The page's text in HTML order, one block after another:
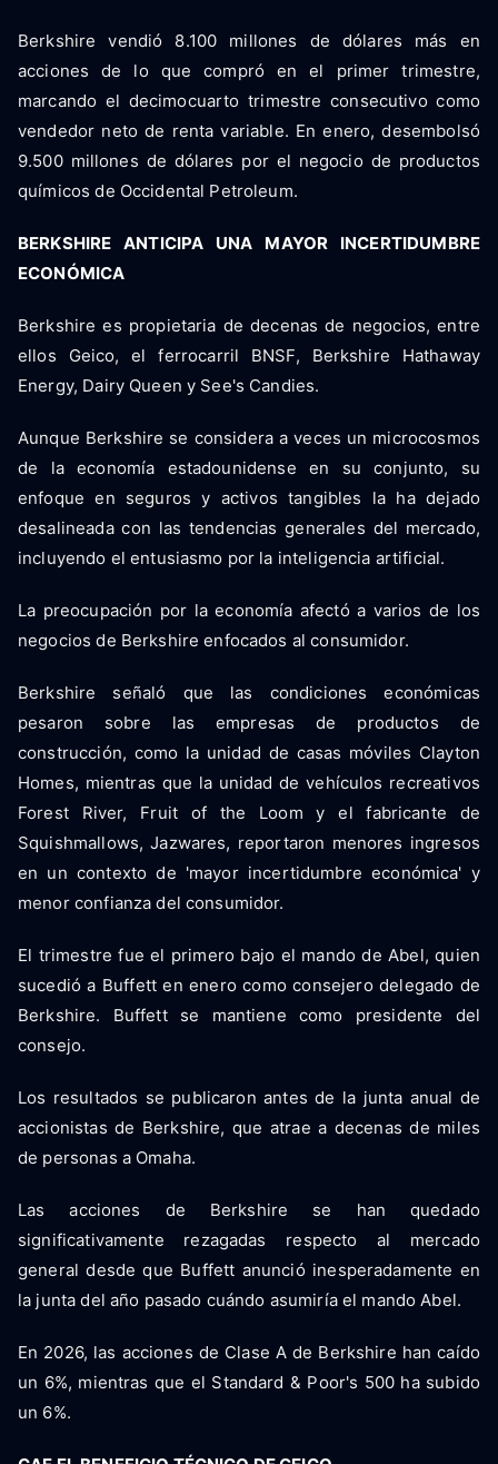
Berkshire vendió 8.100 millones de dólares más en
acciones de lo que compró en el primer trimestre,
marcando el decimocuarto trimestre consecutivo como
vendedor neto de renta variable. En enero, desembolsó
9.500 millones de dólares por el negocio de productos
químicos de Occidental Petroleum.
BERKSHIRE ANTICIPA UNA MAYOR INCERTIDUMBRE
ECONÓMICA
Berkshire es propietaria de decenas de negocios, entre
ellos Geico, el ferrocarril BNSF, Berkshire Hathaway
Energy, Dairy Queen y See's Candies.
Aunque Berkshire se considera a veces un microcosmos
de la economía estadounidense en su conjunto, su
enfoque en seguros y activos tangibles la ha dejado
desalineada con las tendencias generales del mercado,
incluyendo el entusiasmo por la inteligencia artificial.
La preocupación por la economía afectó a varios de los
negocios de Berkshire enfocados al consumidor.
Berkshire señaló que las condiciones económicas
pesaron sobre las empresas de productos de
construcción, como la unidad de casas móviles Clayton
Homes, mientras que la unidad de vehículos recreativos
Forest River, Fruit of the Loom y el fabricante de
Squishmallows, Jazwares, reportaron menores ingresos
en un contexto de 'mayor incertidumbre económica' y
menor confianza del consumidor.
El trimestre fue el primero bajo el mando de Abel, quien
sucedió a Buffett en enero como consejero delegado de
Berkshire. Buffett se mantiene como presidente del
consejo.
Los resultados se publicaron antes de la junta anual de
accionistas de Berkshire, que atrae a decenas de miles
de personas a Omaha.
Las acciones de Berkshire se han quedado
significativamente rezagadas respecto al mercado
general desde que Buffett anunció inesperadamente en
la junta del año pasado cuándo asumiría el mando Abel.
En 2026, las acciones de Clase A de Berkshire han caído
un 6%, mientras que el Standard & Poor's 500 ha subido
un 6%.